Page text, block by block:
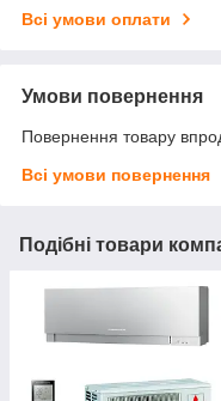
Всі умови оплати
Умови повернення
Повернення товару
Всі умови повернення
Подібні товари